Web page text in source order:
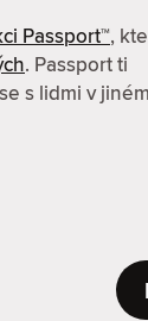
Passport™,
. Passport ti
s lidmi v